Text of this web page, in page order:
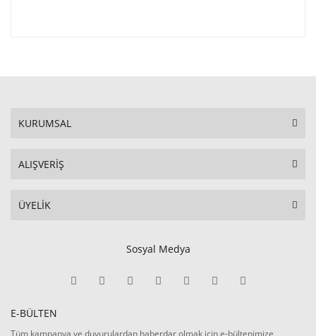
KURUMSAL
ALIŞVERİŞ
ÜYELİK
Sosyal Medya
E-BÜLTEN
Tüm kampanya ve duyurulardan haberdar olmak için e-bültenimize